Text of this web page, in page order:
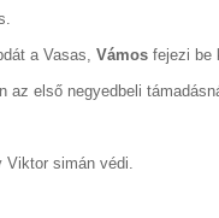
a Vasas, Vámos fejezi be
az első negyedbeli
Viktor simán védi.